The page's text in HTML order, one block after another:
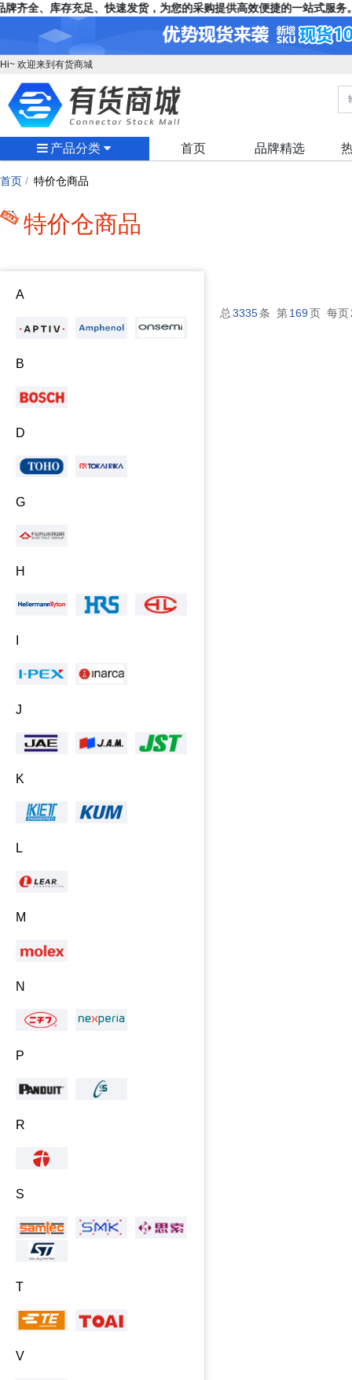
全、库存充足、快速发货，为您的采购提供高效便捷的一站式服务。
Hi~ 欢迎来到有货商城
产品分类 首页 品牌精选
首页 / 特价仓商品
特价仓商品
A
B
D
G
H
J
K
L
M
N
P
R
S
T
V
总 3335条 第169页 每页